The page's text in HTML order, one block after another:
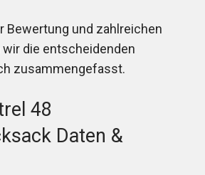
Bewertung und zahlreichen
die entscheidenden
zusammengefasst.
48
Daten &